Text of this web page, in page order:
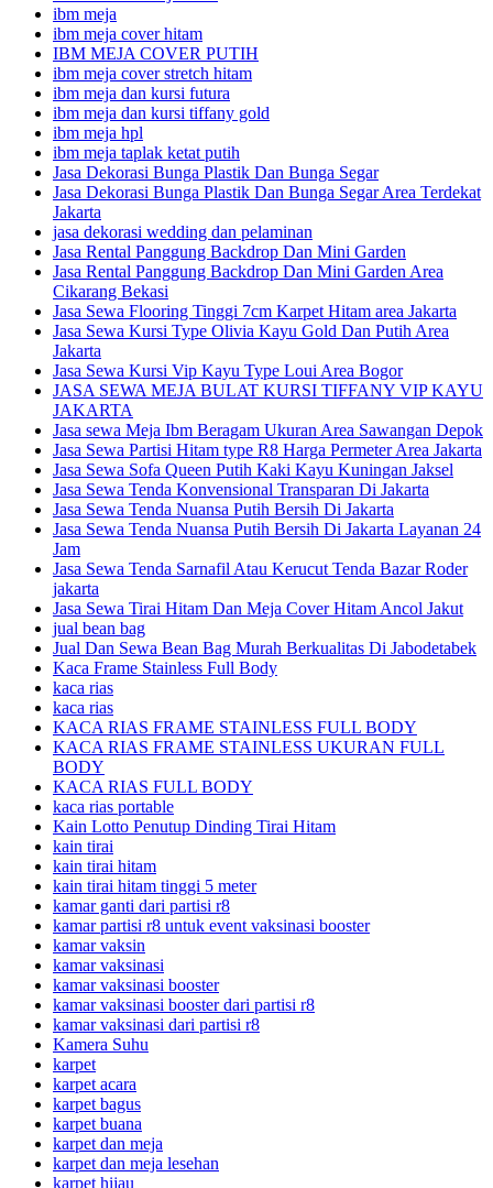
ibm meja
ibm meja cover hitam
IBM MEJA COVER PUTIH
ibm meja cover stretch hitam
ibm meja dan kursi futura
ibm meja dan kursi tiffany gold
ibm meja hpl
ibm meja taplak ketat putih
Jasa Dekorasi Bunga Plastik Dan Bunga Segar
Jasa Dekorasi Bunga Plastik Dan Bunga Segar Area Terdekat
Jakarta
jasa dekorasi wedding dan pelaminan
Jasa Rental Panggung Backdrop Dan Mini Garden
Jasa Rental Panggung Backdrop Dan Mini Garden Area
Cikarang Bekasi
Jasa Sewa Flooring Tinggi 7cm Karpet Hitam area Jakarta
Jasa Sewa Kursi Type Olivia Kayu Gold Dan Putih Area
Jakarta
Jasa Sewa Kursi Vip Kayu Type Loui Area Bogor
JASA SEWA MEJA BULAT KURSI TIFFANY VIP KAYU
JAKARTA
Jasa sewa Meja Ibm Beragam Ukuran Area Sawangan Depok
Jasa Sewa Partisi Hitam type R8 Harga Permeter Area Jakarta
Jasa Sewa Sofa Queen Putih Kaki Kayu Kuningan Jaksel
Jasa Sewa Tenda Konvensional Transparan Di Jakarta
Jasa Sewa Tenda Nuansa Putih Bersih Di Jakarta
Jasa Sewa Tenda Nuansa Putih Bersih Di Jakarta Layanan 24
Jam
Jasa Sewa Tenda Sarnafil Atau Kerucut Tenda Bazar Roder
jakarta
Jasa Sewa Tirai Hitam Dan Meja Cover Hitam Ancol Jakut
jual bean bag
Jual Dan Sewa Bean Bag Murah Berkualitas Di Jabodetabek
Kaca Frame Stainless Full Body
kaca rias
kaca rias
KACA RIAS FRAME STAINLESS FULL BODY
KACA RIAS FRAME STAINLESS UKURAN FULL
BODY
KACA RIAS FULL BODY
kaca rias portable
Kain Lotto Penutup Dinding Tirai Hitam
kain tirai
kain tirai hitam
kain tirai hitam tinggi 5 meter
kamar ganti dari partisi r8
kamar partisi r8 untuk event vaksinasi booster
kamar vaksin
kamar vaksinasi
kamar vaksinasi booster
kamar vaksinasi booster dari partisi r8
kamar vaksinasi dari partisi r8
Kamera Suhu
karpet
karpet acara
karpet bagus
karpet buana
karpet dan meja
karpet dan meja lesehan
karpet hijau